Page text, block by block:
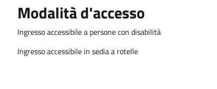
Modalità d'accesso
Ingresso accessibile a persone con disabilità
Ingresso accessibile in sedia a rotelle